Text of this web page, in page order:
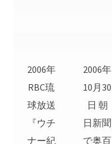
2006年
RBC琉
球放送
『ウチ
ナー紀
2006年
10月30
日 朝
日新聞
で奥百